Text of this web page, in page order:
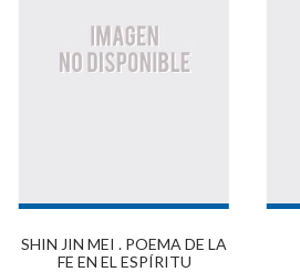
SHIN JIN MEI . POEMA DE LA
FE EN EL ESPÍRITU